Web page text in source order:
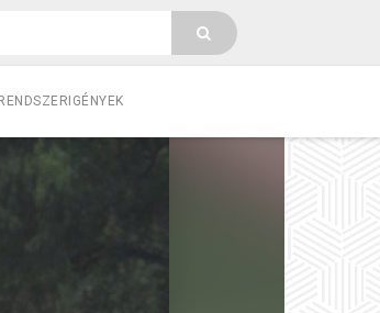
RENDSZERIGÉNYEK